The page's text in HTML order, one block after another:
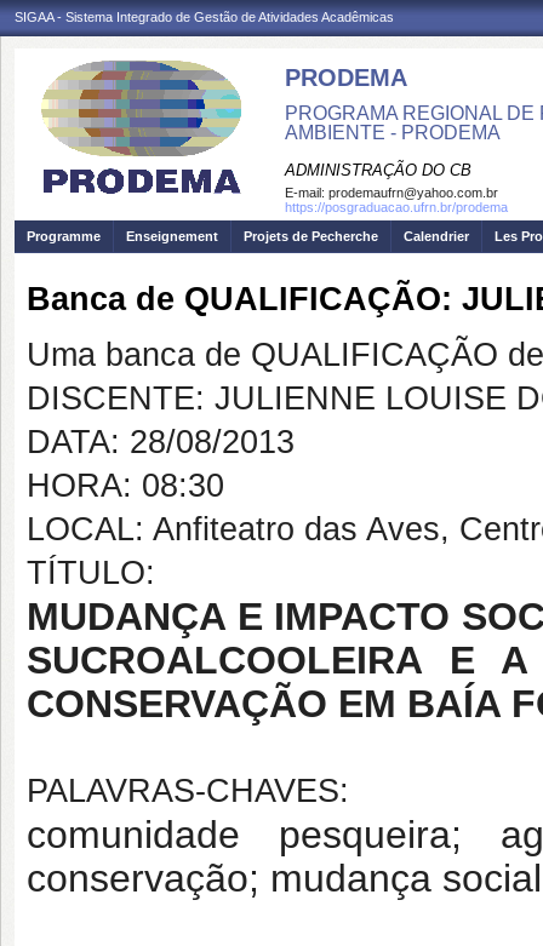
SIGAA - Sistema Integrado de Gestão de Atividades Acadêmicas
PRODEMA
PROGRAMA REGIONAL
AMBIENTE - PRODEMA
ADMINISTRAÇÃO DO CB
E-mail: prodemaufrn@yahoo.com.br
https://posgraduacao.ufrn.br/prodema
Programme
Enseignement Projets de Pecherche Calendrier Les
Banca de QUALIFICAÇÃO:
Uma banca de QUALIFICAÇÃO
DISCENTE: JULIENNE LOUISE
DATA: 28/08/2013
HORA: 08:30
LOCAL: Anfiteatro das Aves,
TÍTULO:
MUDANÇA E IMPACTO
SUCROALCOOLEIRA E
CONSERVAÇÃO EM BAÍA
PALAVRAS-CHAVES:
comunidade pesqueira;
conservação; mudança